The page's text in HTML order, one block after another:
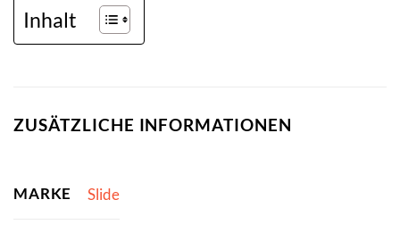
Inhalt
ZUSÄTZLICHE INFORMATIONEN
MARKE Slide